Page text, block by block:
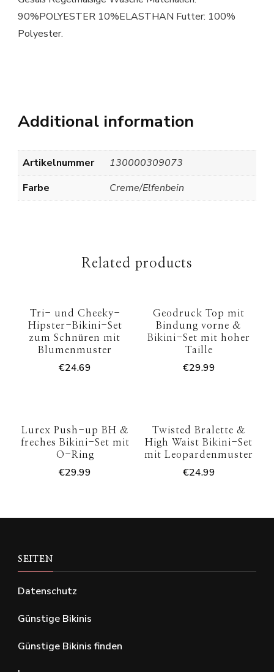
90%POLYESTER 10%ELASTHAN Futter: 100%
Polyester.
Additional information
Artikelnummer
130000309073
Farbe
Creme/Elfenbein
Related products
Tri- und Cheeky-
Hipster-Bikini-Set
zum Schnüren mit
Blumenmuster
€24.69
Geodruck Top mit
Bindung vorne &
Bikini-Set mit hoher
Taille
€29.99
Lurex Push-up BH &
freches Bikini-Set mit
O-Ring
€29.99
Twisted Bralette &
High Waist Bikini-Set
mit Leopardenmuster
€24.99
SEITEN
Datenschutz
Günstige Bikinis
Günstige Bikinis finden